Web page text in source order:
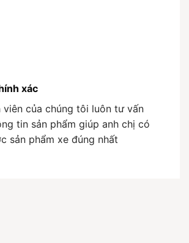
xác
viên của chúng tôi luôn tư vấn
tin sản phẩm giúp anh chị có
sản phẩm xe đúng nhất